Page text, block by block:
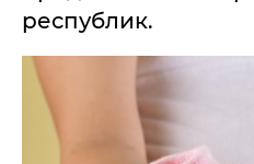
республик.